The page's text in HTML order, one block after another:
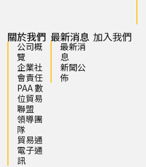
關於我們
公司概
覽
企業社
會責任
PAA 數
位貿易
聯盟
領導團
隊
貿易通
電子通
訊
最新消息
最新消
息
新聞公
佈
加入我們